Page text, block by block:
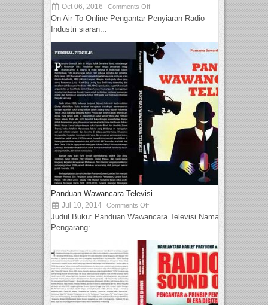
Oct 06, 2016 Comments Off
On Air To Online Pengantar Penyiaran Radio
Industri siaran...
Panduan Wawancara Televisi
Jul 10, 2014 Comments Off
Judul Buku: Panduan Wawancara Televisi Nama
Pengarang:...